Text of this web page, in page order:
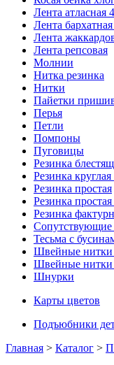
Лента атласная
Лента
Лента
Лента репсовая
Молнии
Нитка резинка
Нитки
Пайетки
Перья
Петли
Помпоны
Пуговицы
Резинка
Резинка
Резинка простая
Резинка
Резинка
Сопутствующие
Тесьма с
Швейные
Швейные нитки
Шнурки
Карты цветов
Подъюбники
Главная > Каталог >